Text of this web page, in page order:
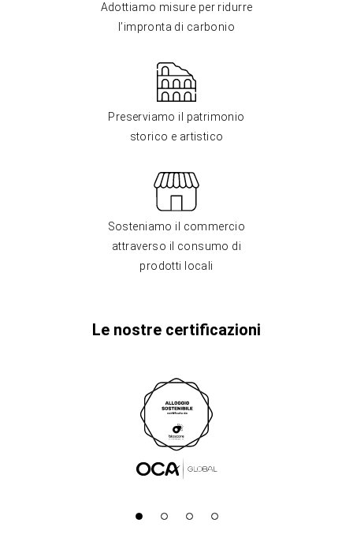
Adottiamo misure per ridurre
l’impronta di carbonio
Preserviamo il patrimonio
storico e artistico
Sosteniamo il commercio
attraverso il consumo di
prodotti locali
Le nostre certificazioni